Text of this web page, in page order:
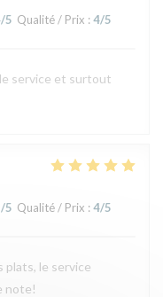
/5 Qualité / Prix : 4/5
service et surtout
/5 Qualité / Prix : 4/5
plats, le service
note!